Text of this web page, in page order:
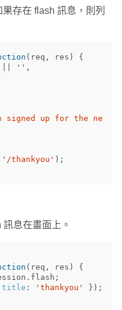
存在 flash 訊息，則列
( req , res )
{
'' ,
signed up for the ne
' /thankyou ' );
息在畫面上。
( req , res )
{
. flash ;
title : ' thankyou '
});